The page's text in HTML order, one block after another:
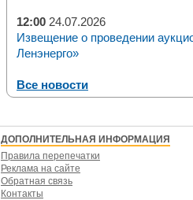
12:00 24.07.2026
Извещение о проведении
Ленэнерго»
Все новости
ДОПОЛНИТЕЛЬНАЯ ИНФОРМАЦИЯ
Правила перепечатки
Реклама на сайте
Обратная связь
Контакты